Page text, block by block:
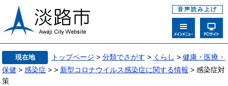
音声読み上げ
現在地 トップページ > 分類でさがす > くらし > 健康・医療・
保健 > 感染症 > > 新型コロナウイルス感染症に関する情報 > 感染症対
策